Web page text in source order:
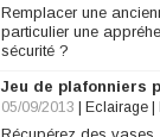
Remplacer une
particulier une
sécurité ?
Jeu de plafonniers
05/09/2013 Eclairage